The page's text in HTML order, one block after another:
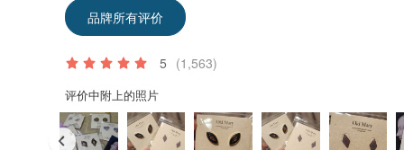
品牌所有评价
5 (1,563)
评价中附上的照片